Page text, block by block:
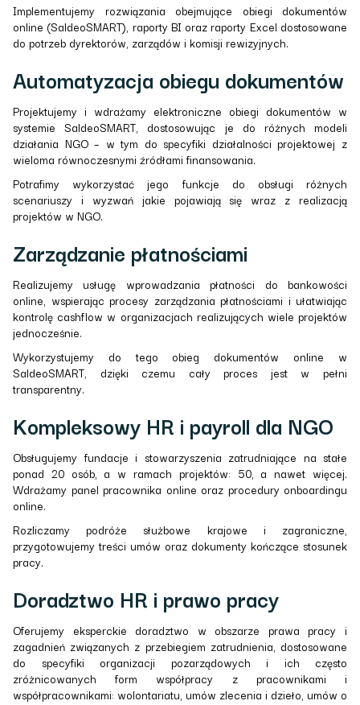
Implementujemy rozwiązania obejmujące obiegi dokumentów
online (SaldeoSMART), raporty BI oraz raporty Excel dostosowane
do potrzeb dyrektorów, zarządów i komisji rewizyjnych.
Automatyzacja obiegu dokumentów
Projektujemy i wdrażamy elektroniczne obiegi dokumentów w
systemie SaldeoSMART, dostosowując je do różnych modeli
działania NGO – w tym do specyfiki działalności projektowej z
wieloma równoczesnymi źródłami finansowania.
Potrafimy wykorzystać jego funkcje do obsługi różnych
scenariuszy i wyzwań jakie pojawiają się wraz z realizacją
projektów w NGO.
Zarządzanie płatnościami
Realizujemy usługę wprowadzania płatności do bankowości
online, wspierając procesy zarządzania płatnościami i ułatwiając
kontrolę cashflow w organizacjach realizujących wiele projektów
jednocześnie.
Wykorzystujemy do tego obieg dokumentów online w
SaldeoSMART, dzięki czemu cały proces jest w pełni
transparentny.
Kompleksowy HR i payroll dla NGO
Obsługujemy fundacje i stowarzyszenia zatrudniające na stałe
ponad 20 osób, a w ramach projektów: 50, a nawet więcej.
Wdrażamy panel pracownika online oraz procedury onboardingu
online.
Rozliczamy podróże służbowe krajowe i zagraniczne,
przygotowujemy treści umów oraz dokumenty kończące stosunek
pracy.
Doradztwo HR i prawo pracy
Oferujemy eksperckie doradztwo w obszarze prawa pracy i
zagadnień związanych z przebiegiem zatrudnienia, dostosowane
do specyfiki organizacji pozarządowych i ich często
zróżnicowanych form współpracy z pracownikami i
współpracownikami: wolontariatu, umów zlecenia i dzieło, umów o